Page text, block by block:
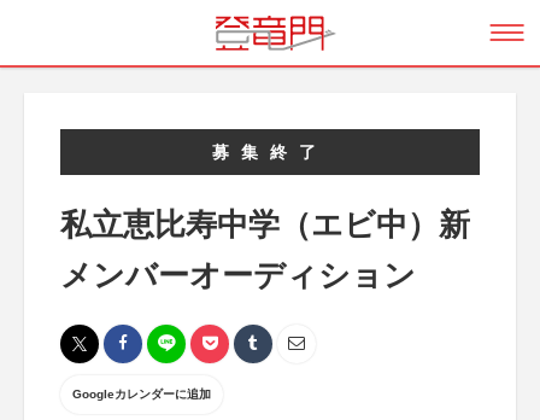
募集終了
私立恵比寿中学（エビ中）新
メンバーオーディション
Googleカレンダーに追加